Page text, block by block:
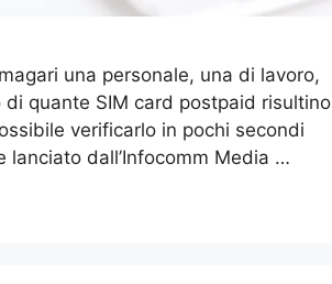
una personale, una di lavoro,
quante SIM card postpaid risultino
verificarlo in pochi secondi
lanciato dall’Infocomm Media …